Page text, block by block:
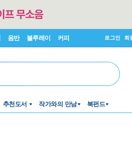
음반 블루레이 커피 로그인 회
추천도서 작가와의 만남 북펀드